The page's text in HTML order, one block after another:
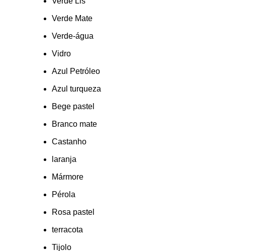
Verde Mate
Verde-água
Vidro
Azul Petróleo
Azul turqueza
Bege pastel
Branco mate
Castanho
laranja
Mármore
Pérola
Rosa pastel
terracota
Tijolo